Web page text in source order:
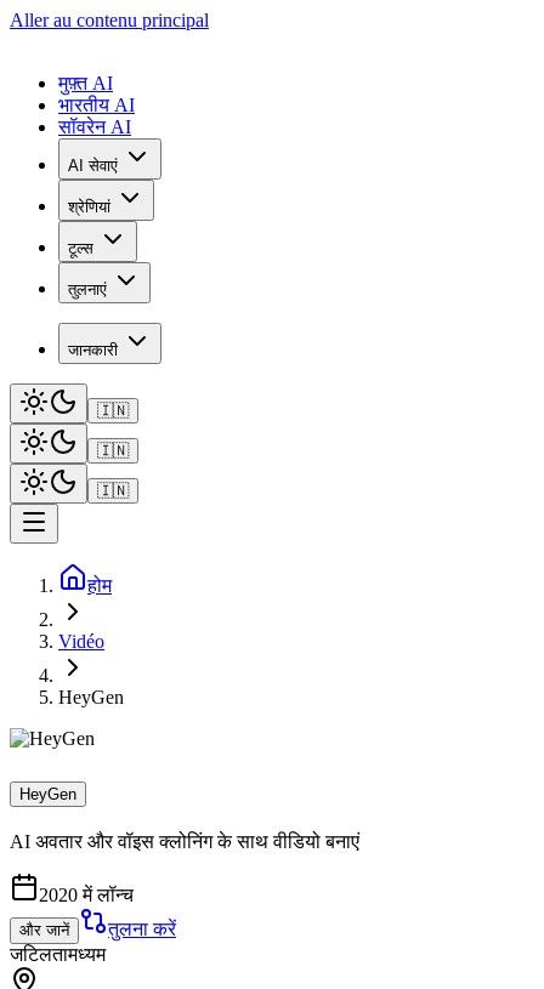
Aller au contenu principal
मुफ़्त AI
भारतीय AI
सॉवरेन AI
AI सेवाएं
श्रेणियां
टूल्स
तुलनाएं
जानकारी
🇮🇳
🇮🇳
🇮🇳
होम
Vidéo
HeyGen
HeyGen
AI अवतार और वॉइस क्लोनिंग के साथ वीडियो बनाएं
2020 में लॉन्च
और जानें
तुलना करें
जटिलतामध्यम